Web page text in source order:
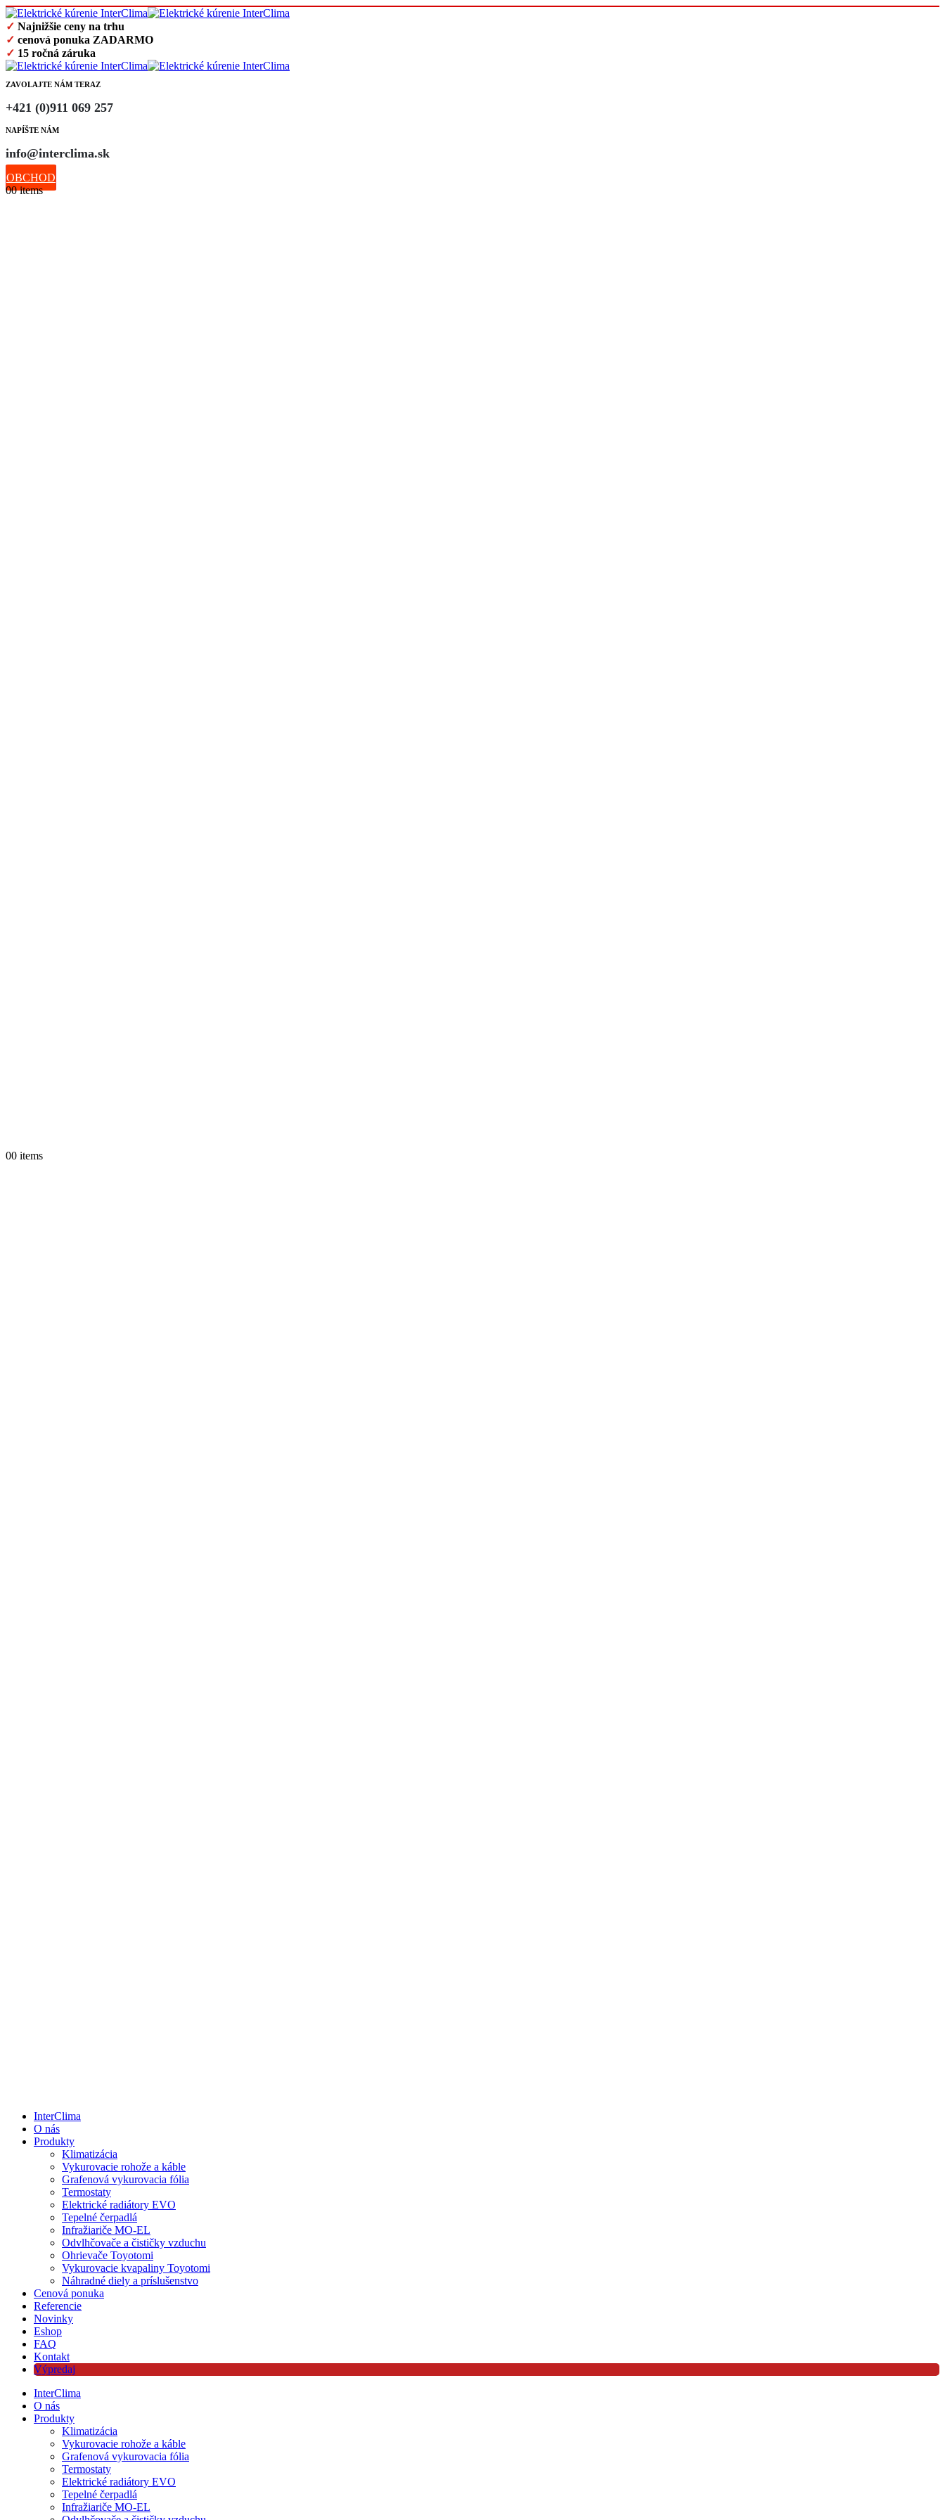
✓ Najnižšie ceny na trhu
✓ cenová ponuka ZADARMO
✓ 15 ročná záruka
ZAVOLAJTE NÁM TERAZ
+421 (0)911 069 257
NAPÍŠTE NÁM
info@interclima.sk
OBCHOD
00 items
00 items
InterClima
O nás
Produkty
Klimatizácia
Vykurovacie rohože a káble
Grafenová vykurovacia fólia
Termostaty
Elektrické radiátory EVO
Tepelné čerpadlá
Infražiariče MO-EL
Odvlhčovače a čističky vzduchu
Ohrievače Toyotomi
Vykurovacie kvapaliny Toyotomi
Náhradné diely a príslušenstvo
Cenová ponuka
Referencie
Novinky
Eshop
FAQ
Kontakt
Výpredaj
InterClima
O nás
Produkty
Klimatizácia
Vykurovacie rohože a káble
Grafenová vykurovacia fólia
Termostaty
Elektrické radiátory EVO
Tepelné čerpadlá
Infražiariče MO-EL